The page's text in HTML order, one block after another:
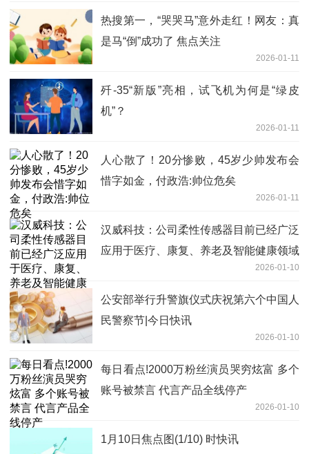
热搜第一，“哭哭马”意外走红！网友：真
是马“倒”成功了 焦点关注
2026-01-11
歼-35“新版”亮相，试飞机为何是“绿皮
机”？
2026-01-11
人心散了！20分惨败，45岁少帅发布会
惜字如金，付政浩:帅位危矣
2026-01-11
汉威科技：公司柔性传感器目前已经广泛
应用于医疗、康复、养老及智能健康领域
2026-01-10
公安部举行升警旗仪式庆祝第六个中国人
民警察节|今日快讯
2026-01-10
每日看点!2000万粉丝演员哭穷炫富 多个
账号被禁言 代言产品全线停产
2026-01-10
1月10日焦点图(1/10) 时快讯